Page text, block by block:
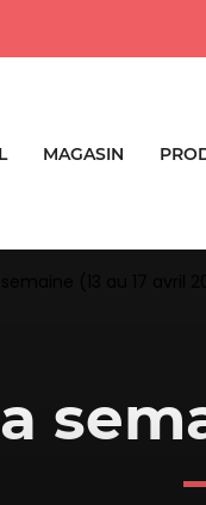
MAGASIN